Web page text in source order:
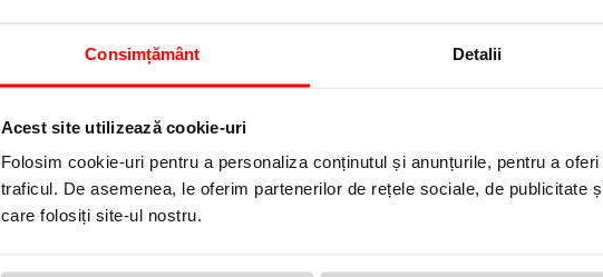
Consimțământ Detalii
Acest site utilizează cookie-uri
Folosim cookie-uri pentru a personaliza conținutul și anunțurile, pentru a
traficul. De asemenea, le oferim partenerilor de rețele sociale, de publicitate
care folosiți site-ul nostru.